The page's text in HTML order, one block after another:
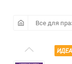
Все для